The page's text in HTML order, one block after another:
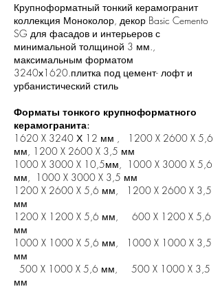
Крупноформатный тонкий керамогранит
коллекция Моноколор, декор Basic Cemento
SG для фасадов и интерьеров с
минимальной толщиной 3 мм.,
максимальным форматом
3240х1620.плитка под цемент- лофт и
урбанистический стиль
Форматы тонкого крупноформатного
керамогранита:
1620 X 3240 Х 12 мм , 1200 X 2600 X 5,6
мм, 1200 X 2600 X 3,5 мм
1000 X 3000 X 10,5мм, 1000 X 3000 X 5,6
мм, 1000 X 3000 X 3,5 мм
1200 X 2600 X 5,6 мм, 1200 X 2600 X 3,5
мм
1200 X 1200 X 5,6 мм, 600 X 1200 X 5,6
мм
1000 X 1000 X 5,6 мм, 1000 X 1000 X 3,5
мм
500 X 1000 X 5,6 мм, 500 X 1000 X 3,5
мм